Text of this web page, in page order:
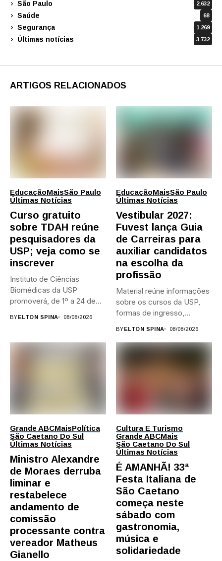
São Paulo 2.632
Saúde 68
Segurança 1.269
Últimas notícias 3.732
ARTIGOS RELACIONADOS
EducaçãoMaisSão Paulo
Últimas Notícias
Curso gratuito
sobre TDAH reúne
pesquisadores da
USP; veja como se
inscrever
Instituto de Ciências
Biomédicas da USP
promoverá, de 1º a 24 de...
BYELTON SPINA 08/08/2026
EducaçãoMaisSão Paulo
Últimas Notícias
Vestibular 2027:
Fuvest lança Guia
de Carreiras para
auxiliar candidatos
na escolha da
profissão
Material reúne informações
sobre os cursos da USP,
formas de ingresso,
BYELTON SPINA 08/08/2026
Grande ABCMaisPolítica
São Caetano Do Sul
Últimas Notícias
Ministro Alexandre
de Moraes derruba
liminar e
restabelece
andamento de
comissão
processante contra
vereador Matheus
Gianello
Cultura E Turismo
Grande ABCMais
São Caetano Do Sul
Últimas Notícias
É AMANHÃ! 33ª
Festa Italiana de
São Caetano
começa neste
sábado com
gastronomia,
música e
solidariedade